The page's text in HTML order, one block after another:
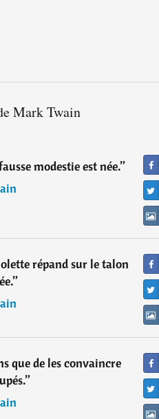
Mark Twain
modestie est née.”
répand sur le talon
”
que de les convaincre
”